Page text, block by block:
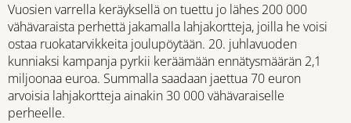
Vuosien varrella keräyksellä on tuettu jo lähes 200 000
vähävaraista perhettä jakamalla lahjakortteja, joilla he voisi
ostaa ruokatarvikkeita joulupöytään. 20. juhlavuoden
kunniaksi kampanja pyrkii keräämään ennätysmäärän 2,1
miljoonaa euroa. Summalla saadaan jaettua 70 euron
arvoisia lahjakortteja ainakin 30 000 vähävaraiselle
perheelle.